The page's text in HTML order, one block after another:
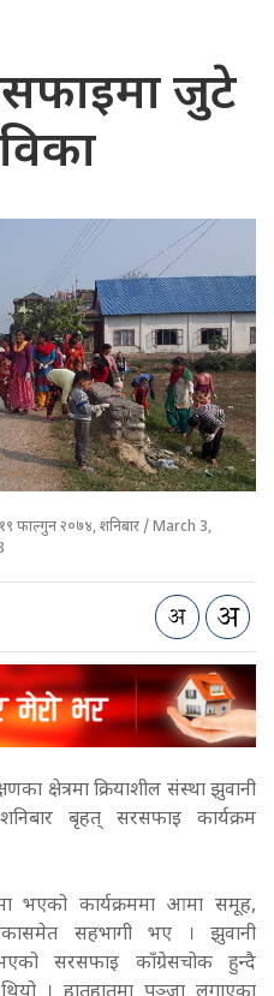
जुटे
१९ फाल्गुन २०७४, शनिबार / March 3,
क्षेत्रमा क्रियाशील संस्था झुवानी
शनिबार बृहत् सरसफाइ कार्यक्रम
भएको कार्यक्रममा आमा समूह,
सहभागी भए । झुवानी
सरसफाइ काँग्रेसचोक हुन्दै